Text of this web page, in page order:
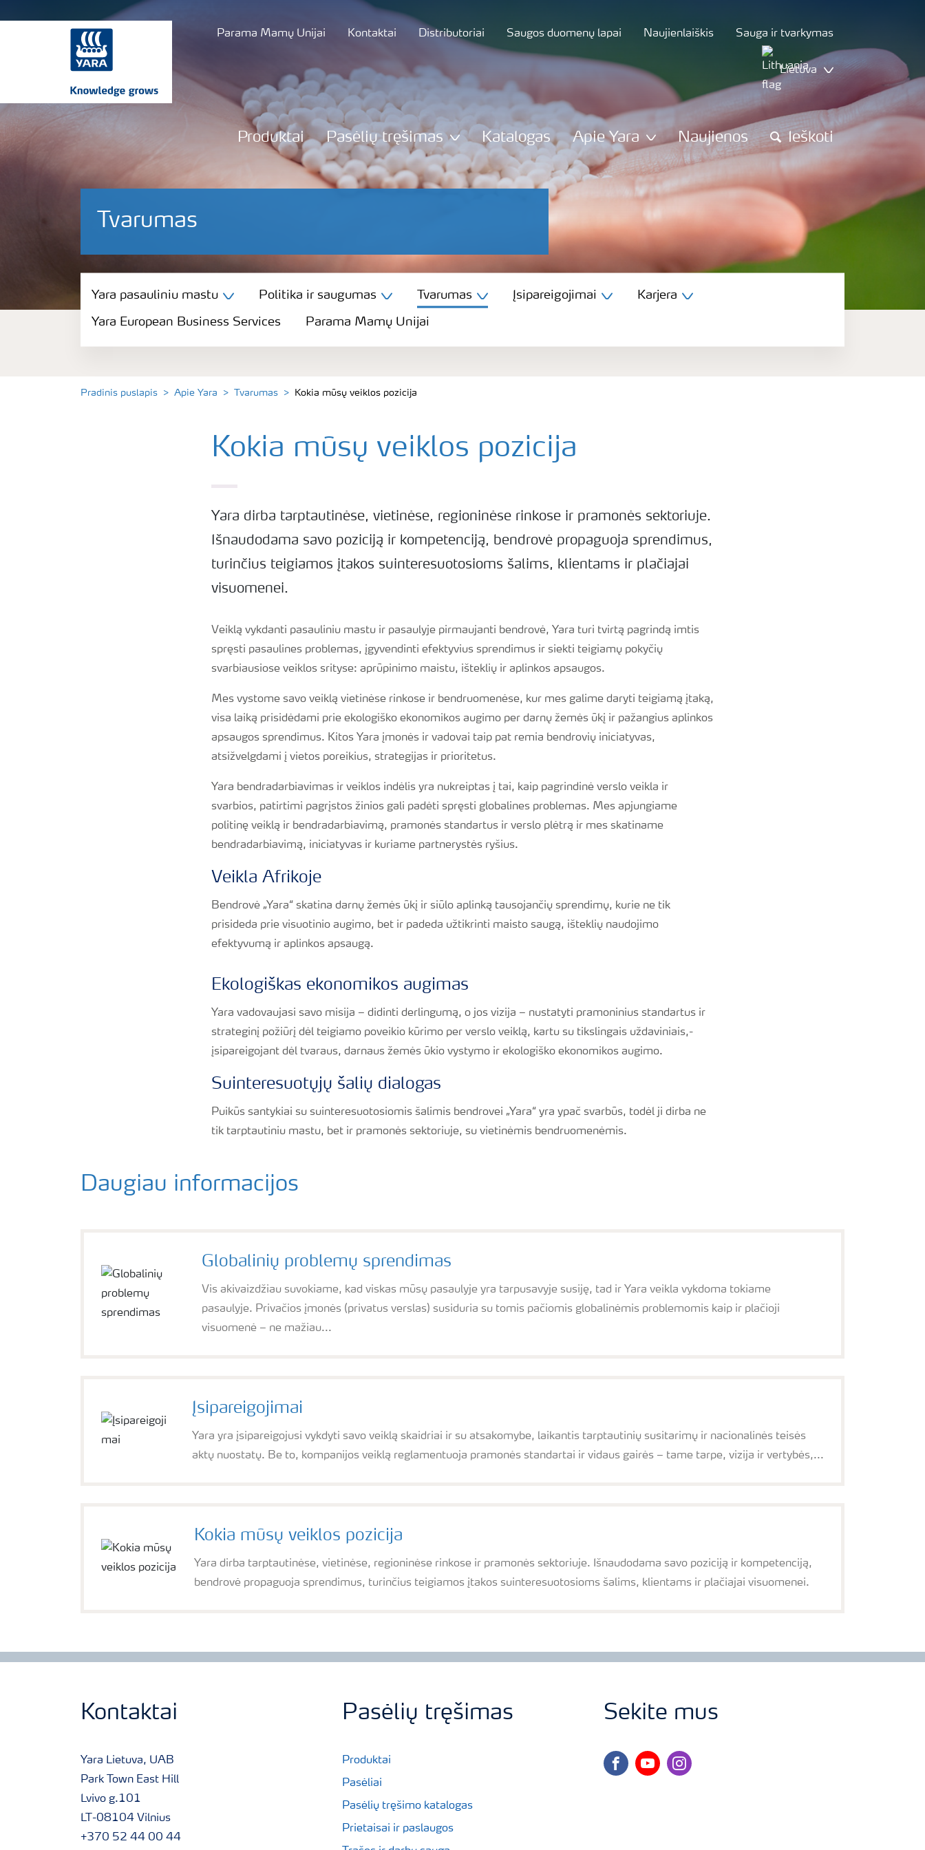
Parama Mamų Unijai Kontaktai Distributoriai Saugos duomenų lapai Naujienlaiškis Sauga ir tvarkymas
Lietuva
Produktai Pasėlių tręšimas Katalogas Apie Yara Naujienos Ieškoti
Tvarumas
Yara pasauliniu mastu
Politika ir saugumas
Yara pasauliniu mastu Politika ir saugumas Tvarumas Įsipareigojimai Karjera
Yara European Business Services Parama Mamų Unijai
Pradinis puslapis Apie Yara Tvarumas Kokia mūsų veiklos pozicija
Kokia mūsų veiklos pozicija
Yara dirba tarptautinėse, vietinėse, regioninėse rinkose ir pramonės sektoriuje.
Išnaudodama savo poziciją ir kompetenciją, bendrovė propaguoja sprendimus,
turinčius teigiamos įtakos suinteresuotosioms šalims, klientams ir plačiajai
visuomenei.
Veiklą vykdanti pasauliniu mastu ir pasaulyje pirmaujanti bendrovė, Yara turi tvirtą pagrindą imtis
spręsti pasaulines problemas, įgyvendinti efektyvius sprendimus ir siekti teigiamų pokyčių
svarbiausiose veiklos srityse: aprūpinimo maistu, išteklių ir aplinkos apsaugos.
Mes vystome savo veiklą vietinėse rinkose ir bendruomenėse, kur mes galime daryti teigiamą įtaką,
visa laiką prisidėdami prie ekologiško ekonomikos augimo per darnų žemės ūkį ir pažangius aplinkos
apsaugos sprendimus. Kitos Yara įmonės ir vadovai taip pat remia bendrovių iniciatyvas,
atsižvelgdami į vietos poreikius, strategijas ir prioritetus.
Yara bendradarbiavimas ir veiklos indėlis yra nukreiptas į tai, kaip pagrindinė verslo veikla ir
svarbios, patirtimi pagrįstos žinios gali padėti spręsti globalines problemas. Mes apjungiame
politinę veiklą ir bendradarbiavimą, pramonės standartus ir verslo plėtrą ir mes skatiname
bendradarbiavimą, iniciatyvas ir kuriame partnerystės ryšius.
Veikla Afrikoje
Bendrovė „Yara“ skatina darnų žemės ūkį ir siūlo aplinką tausojančių sprendimų, kurie ne tik
prisideda prie visuotinio augimo, bet ir padeda užtikrinti maisto saugą, išteklių naudojimo
efektyvumą ir aplinkos apsaugą.
Ekologiškas ekonomikos augimas
Yara vadovaujasi savo misija – didinti derlingumą, o jos vizija – nustatyti pramoninius standartus ir
strateginį požiūrį dėl teigiamo poveikio kūrimo per verslo veiklą, kartu su tikslingais uždaviniais,-
įsipareigojant dėl tvaraus, darnaus žemės ūkio vystymo ir ekologiško ekonomikos augimo.
Suinteresuotųjų šalių dialogas
Puikūs santykiai su suinteresuotosiomis šalimis bendrovei „Yara“ yra ypač svarbūs, todėl ji dirba ne
tik tarptautiniu mastu, bet ir pramonės sektoriuje, su vietinėmis bendruomenėmis.
Daugiau informacijos
Globalinių problemų sprendimas
Vis akivaizdžiau suvokiame, kad viskas mūsų pasaulyje yra tarpusavyje susiję, tad ir Yara veikla vykdoma tokiame
pasaulyje. Privačios įmonės (privatus verslas) susiduria su tomis pačiomis globalinėmis problemomis kaip ir plačioji
visuomenė – ne mažiau...
Įsipareigojimai
Yara yra įsipareigojusi vykdyti savo veiklą skaidriai ir su atsakomybe, laikantis tarptautinių susitarimų ir nacionalinės teisės
aktų nuostatų. Be to, kompanijos veiklą reglamentuoja pramonės standartai ir vidaus gairės – tame tarpe, vizija ir vertybės,...
Kokia mūsų veiklos pozicija
Yara dirba tarptautinėse, vietinėse, regioninėse rinkose ir pramonės sektoriuje. Išnaudodama savo poziciją ir kompetenciją,
bendrovė propaguoja sprendimus, turinčius teigiamos įtakos suinteresuotosioms šalims, klientams ir plačiajai visuomenei.
Kontaktai
Yara Lietuva, UAB
Park Town East Hill
Lvivo g.101
LT-08104 Vilnius
+370 52 44 00 44
Pasėlių tręšimas
Produktai
Pasėliai
Pasėlių tręšimo katalogas
Prietaisai ir paslaugos
Sekite mus
facebookyoutubeinstagram